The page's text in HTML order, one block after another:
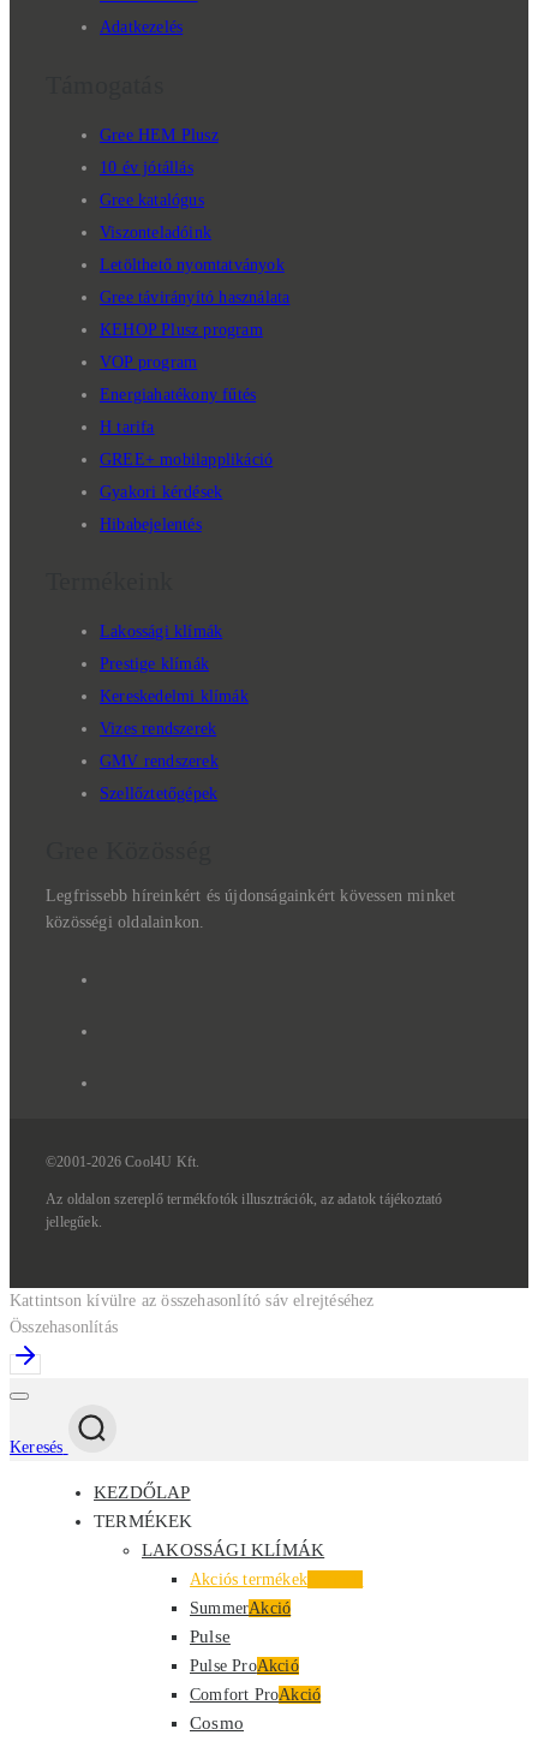
Adatkezelés
Gree HEM Plusz
10 év jótállás
Gree katalógus
Viszonteladóink
Letölthető nyomtatványok
Gree távirányító használata
KEHOP Plusz program
VOP program
Energiahatékony fűtés
H tarifa
GREE+ mobilapplikáció
Gyakori kérdések
Hibabejelentés
Lakossági klímák
Prestige klímák
Kereskedelmi klímák
Vizes rendszerek
GMV rendszerek
Szellőztetőgépek
Legfrissebb híreinkért és újdonságainkért kövessen minket
közösségi oldalainkon.
©2001-2026 Cool4U Kft.
Az oldalonszereplőtermékfotókillusztrációk,azadatoktájékoztató
jellegűek.
Kattintson kívülre az összehasonlító sáv elrejtéséhez
Összehasonlítás
Keresés
KEZDŐLAP
TERMÉKEK
LAKOSSÁGI KLÍMÁK
Akciós termékek
SummerAkció
Pulse
Pulse ProAkció
Comfort ProAkció
Cosmo